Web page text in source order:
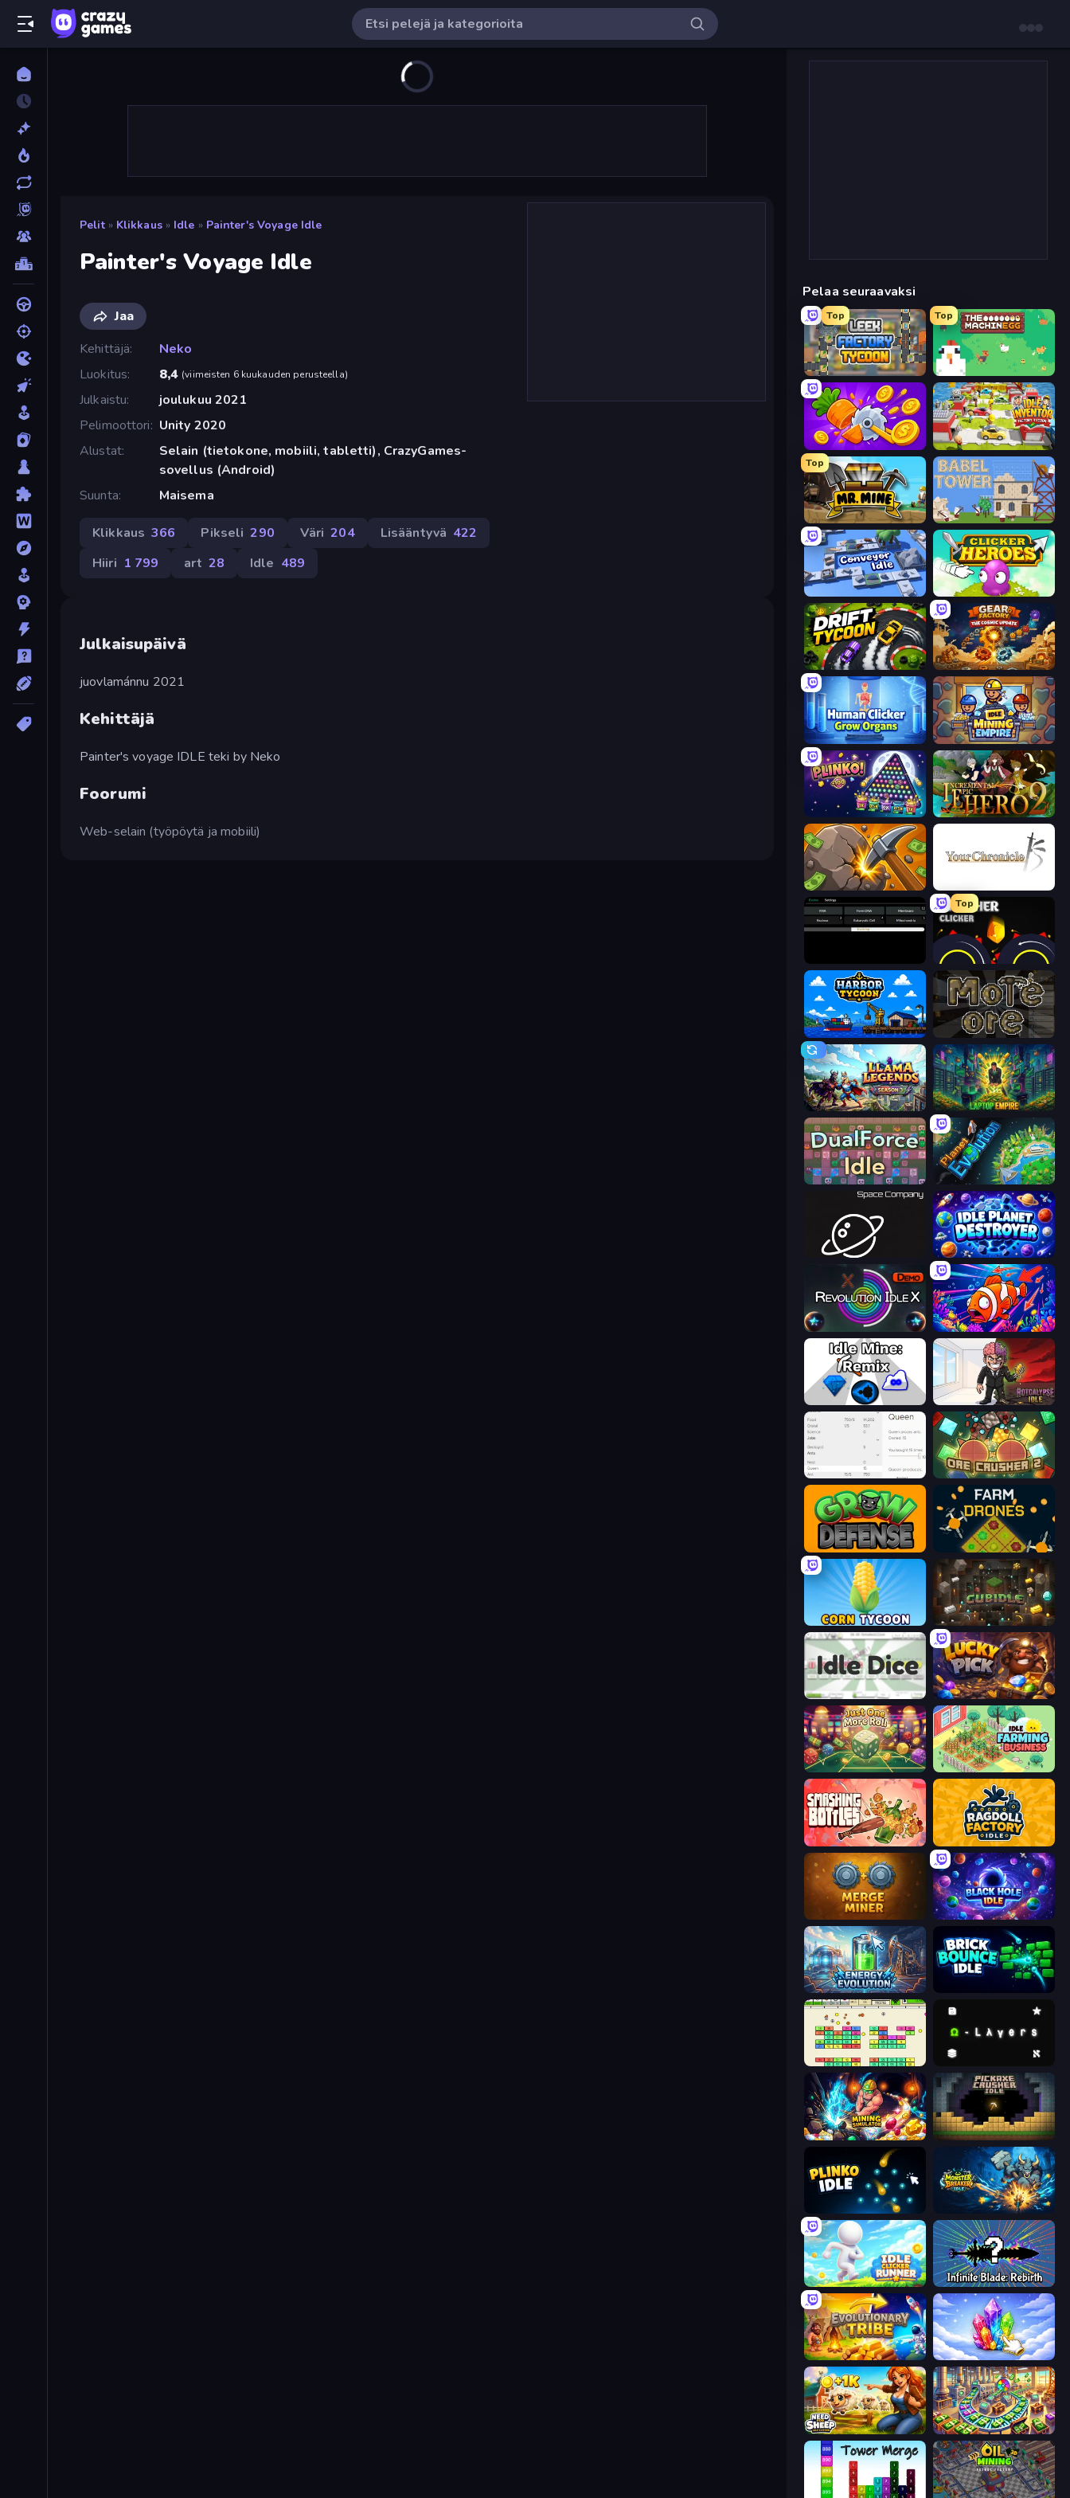
Pelit » Klikkaus » Idle » Painter's Voyage Idle
Painter's Voyage Idle
Jaa
Kehittäjä
Neko
Luokitus
8,4 (viimeisten 6 kuukauden perusteella)
Julkaistu
joulukuu 2021
Pelimoottori
Unity 2020
Alustat
Selain (tietokone, mobiili, tabletti), CrazyGames-
sovellus (Android)
Suunta
Maisema
Klikkaus 366 Pikseli 290 Väri 204 Lisääntyvä 422
Hiiri 1 799 art 28 Idle 489
Julkaisupäivä
juovlamánnu 2021
Kehittäjä
Painter's voyage IDLE teki by Neko
Foorumi
Web-selain (työpöytä ja mobiili)
Pelaa seuraavaksi
Top
Leek Factory Tycoon
Top
The MachinEGG
Farm Ring Idle Idle Inventor
Top
Mr. Mine Babel Tower
Conveyor Idle Clicker Heroes
Drift Tycoon Gear Factory
Human Clicker: Grow Organs Idle Mining Empire
PLINKO! Incremental Epic Hero 2
Mine Clicker
Top
Crusher Clicker
Harbor Tycoon More Ore
Llama Legends Laptop Empire
DualForce Idle Planet Evolution: Idle Clicker
Space Company Idle Planet Destroyer
Revolution Idle X Fish Catch Idle
Idle Mine: Remix Rotcalypse: Idle Incremental
Idle Ants OreCrusher 2
Grow Defense Farm Drones
Corn Tycoon Cubidle
Idle Dice Lucky Pick
Just One More Roll Idle Farming Business
Smashing Bottles Ragdoll Factory Idle
Merge Miner Black Hole Idle
Energy Evolution Brick Bounce Idle
Idle Breakout Omega Layers
Mining Simulator Pickaxe Crusher Idle
Plinko Idle Monster Breaker Idle
Idle Clicker Runner Infinite Blade: Rebirth
Evolutionary Tribe Crystalia Idle Clicker
Need for Sheep: Idle Clicker Money Factory: Tycoon Idle Game